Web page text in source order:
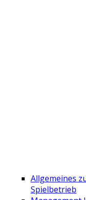
Allgemeines
Spielbetrieb